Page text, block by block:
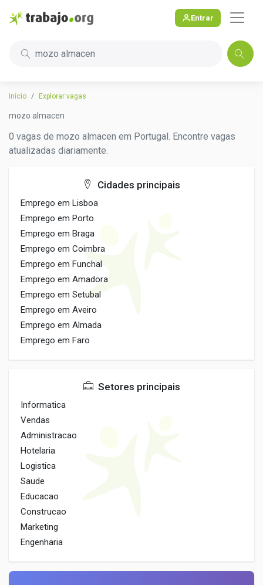
Entrar
mozo almacen
Início Explorar vagas
mozo almacen
0 vagas de mozo almacen em Portugal. Encontre vagas
atualizadas diariamente.
Cidades principais
Emprego em Lisboa
Emprego em Porto
Emprego em Braga
Emprego em Coimbra
Emprego em Funchal
Emprego em Amadora
Emprego em Setubal
Emprego em Aveiro
Emprego em Almada
Emprego em Faro
Setores principais
Informatica
Vendas
Administracao
Hotelaria
Logistica
Saude
Educacao
Construcao
Marketing
Engenharia